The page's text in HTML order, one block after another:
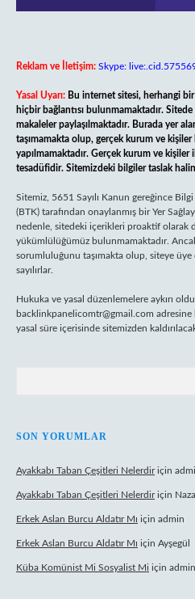
Reklam ve İletişim: Skype:
Yasal Uyarı: Bu internet sitesi, herhangi
hiçbir bağlantısı bulunmamaktadır. Sitede
makaleler paylaşılmaktadır. Burada yer
taşımamakta olup, gerçek kurum ve kişiler
yapılmamaktadır. Gerçek kurum ve
tesadüfidir. Sitemizdeki bilgiler taslak
Sitemiz, 5651 Sayılı Kanun gereğince
(BTK) tarafından onaylanmış bir Yer
nedenle, sitedeki içerikleri proaktif olarak
yükümlülüğümüz bulunmamaktadır.
sorumluluğunu taşımakta olup, siteye
sayılırlar.
Hukuka ve yasal düzenlemelere aykırı
backlinkpanelicomtr@gmail.com
yasal süre içerisinde sitemizden
SON YORUMLAR
Ayakkabı Taban Çeşitleri Nelerdiriçin
Ayakkabı Taban Çeşitleri Nelerdiriçin
Erkek Aslan Burcu Aldatır Mı için admin
Erkek Aslan Burcu Aldatır Mı için Ayşegül
Küba Komünist Mi Sosyalist Mi için admin